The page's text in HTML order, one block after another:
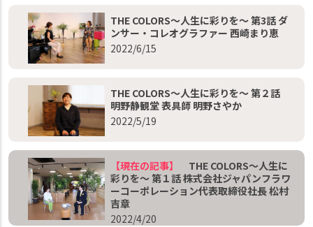
THE COLORS～人生に彩りを～ 第3話 ダ
ンサー・コレオグラファー 西崎まり恵
2022/6/15
THE COLORS～人生に彩りを～ 第２話
明野静観堂 表具師 明野さやか
2022/5/19
【現在の記事】
THE COLORS～人生に
彩りを～ 第１話 株式会社ジャパンフラワ
ーコーポレーション代表取締役社長 松村
吉章
2022/4/20